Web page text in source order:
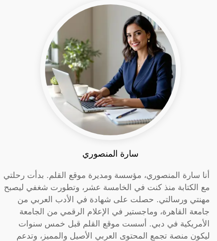
سارة المنصوري
أنا سارة المنصوري، مؤسسة ومديرة موقع القلم. بدأت رحلتي
مع الكتابة منذ كنت في الخامسة عشر، وتطورت شغفي ليصبح
مهنتي ورسالتي. حصلت على شهادة في الأدب العربي من
جامعة القاهرة، وماجستير في الإعلام الرقمي من الجامعة
الأمريكية في دبي. أسست موقع القلم قبل خمس سنوات
ليكون منصة تجمع المحتوى العربي الأصيل والمميز، وتدعم